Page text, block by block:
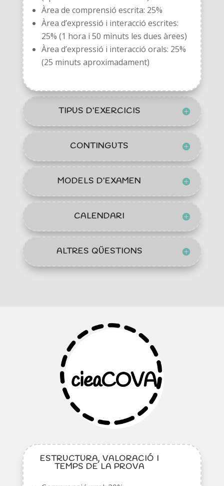
Àrea de comprensió escrita: 25%
Àrea d’expressió i interacció escrites:
25% (1 hora i 50 minuts les dues àrees)
Àrea d’expressió i interacció orals: 25%
(25 minuts aproximadament)
TIPUS D’EXERCICIS
CONTINGUTS
MODELS D’EXAMEN
CALENDARI
ALTRES QÜESTIONS
ESTRUCTURA, VALORACIÓ I
TEMPS DE LA PROVA